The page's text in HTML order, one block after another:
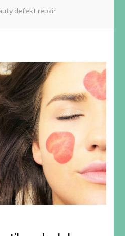
defekt repair